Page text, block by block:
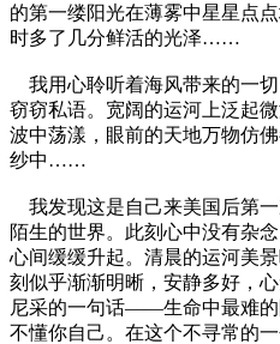
的第一缕阳光在薄雾中星星点
时多了几分鲜活的光泽……
我用心聆听着海风带来的一
窃窃私语。宽阔的运河上泛起
波中荡漾，眼前的天地万物仿
纱中……
我发现这是自己来美国后第
陌生的世界。此刻心中没有杂
心间缓缓升起。清晨的运河美
刻似乎渐渐明晰，安静多好，
尼采的一句话——生命中最难
不懂你自己。在这个不寻常的